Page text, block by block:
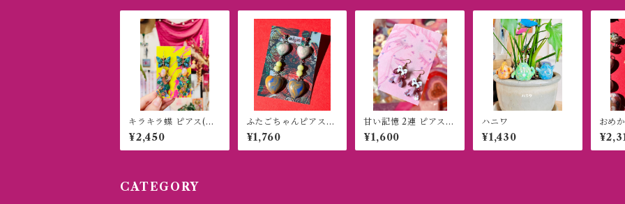
キラキラ蝶 ピアス(イ
ヤリング)
¥2,450
ふたごちゃんピアス
(イヤリング)
¥1,760
甘い記憶 2連 ピアス
(イヤリング)
¥1,600
ハニワ
¥1,430
おめ
ルダ
CATEGORY